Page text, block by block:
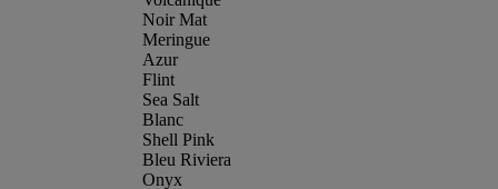
Noir Mat
Meringue
Azur
Flint
Sea Salt
Blanc
Shell Pink
Bleu Riviera
Onyx